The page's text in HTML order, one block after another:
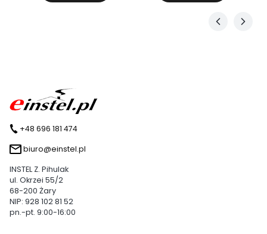
+48 696 181 474
biuro@einstel.pl
INSTEL Z. Pihulak
ul. Okrzei 55/2
68-200 Żary
NIP: 928 102 81 52
pn.-pt. 9:00-16:00